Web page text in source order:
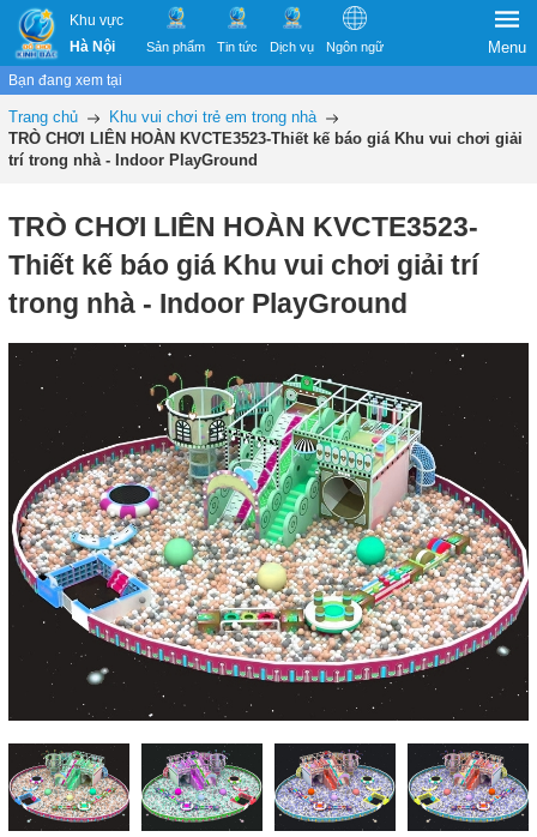
Khu vực
Hà Nội
Sản phẩm Tin tức Dịch vụ Ngôn ngữ Menu
Bạn đang xem tại
Trang chủ
Khu vui chơi trẻ em trong nhà
TRÒ CHƠI LIÊN HOÀN KVCTE3523-Thiết kế báo giá Khu vui chơi giải
trí trong nhà - Indoor PlayGround
TRÒ CHƠI LIÊN HOÀN KVCTE3523-
Thiết kế báo giá Khu vui chơi giải trí
trong nhà - Indoor PlayGround